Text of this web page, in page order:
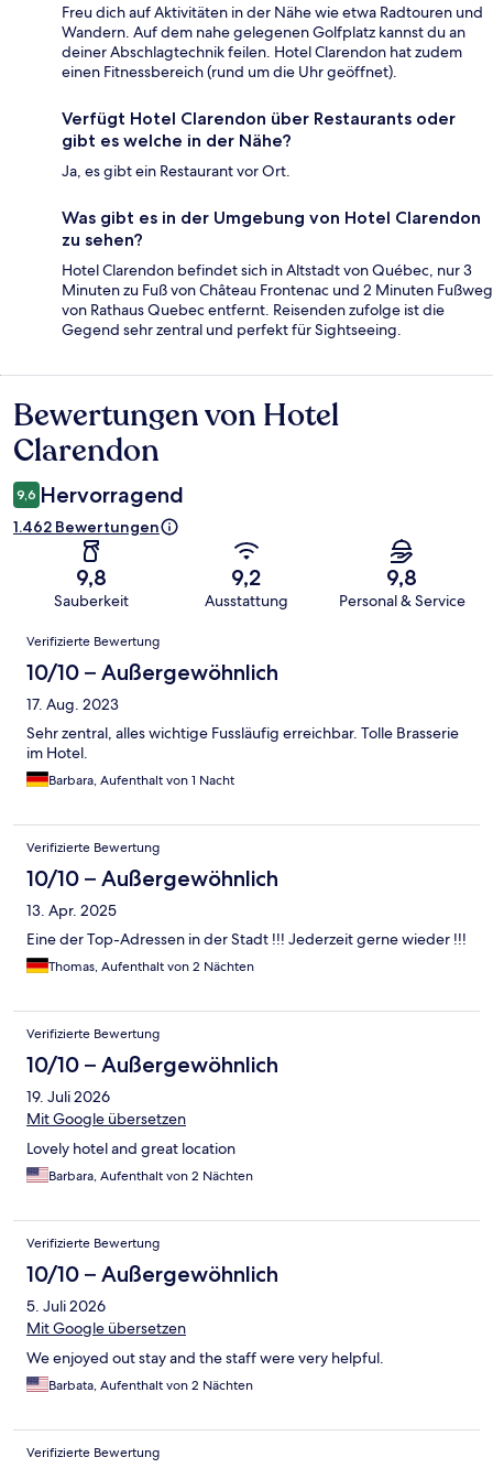
Freu dich auf Aktivitäten in der Nähe wie etwa Radtouren und
Wandern. Auf dem nahe gelegenen Golfplatz kannst du an
deiner Abschlagtechnik feilen. Hotel Clarendon hat zudem
einen Fitnessbereich (rund um die Uhr geöffnet).
Verfügt Hotel Clarendon über Restaurants oder
gibt es welche in der Nähe?
Ja, es gibt ein Restaurant vor Ort.
Was gibt es in der Umgebung von Hotel Clarendon
zu sehen?
Hotel Clarendon befindet sich in Altstadt von Québec, nur 3
Minuten zu Fuß von Château Frontenac und 2 Minuten Fußweg
von Rathaus Quebec entfernt. Reisenden zufolge ist die
Gegend sehr zentral und perfekt für Sightseeing.
Bewertungen
Bewertungen von Hotel
Clarendon
9,6 Hervorragend
1.462 Bewertungen
9,8
Sauberkeit
9,2
Ausstattung
9,8
Personal & Service
Bewertungen
Verifizierte Bewertung
10/10 – Außergewöhnlich
17. Aug. 2023
Sehr zentral, alles wichtige Fussläufig erreichbar. Tolle Brasserie
im Hotel.
Barbara, Aufenthalt von 1 Nacht
Verifizierte Bewertung
10/10 – Außergewöhnlich
13. Apr. 2025
Eine der Top-Adressen in der Stadt !!! Jederzeit gerne wieder !!!
Thomas, Aufenthalt von 2 Nächten
Verifizierte Bewertung
10/10 – Außergewöhnlich
19. Juli 2026
Mit Google übersetzen
Lovely hotel and great location
Barbara, Aufenthalt von 2 Nächten
Verifizierte Bewertung
10/10 – Außergewöhnlich
5. Juli 2026
Mit Google übersetzen
We enjoyed out stay and the staff were very helpful.
Barbata, Aufenthalt von 2 Nächten
Verifizierte Bewertung